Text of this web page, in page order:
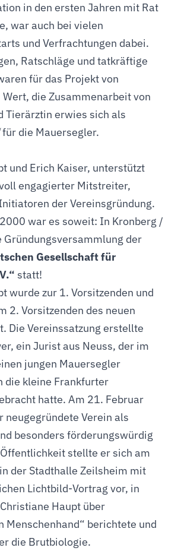
in den ersten Jahren mit Rat
war auch bei vielen
und Verfrachtungen dabei.
Ratschläge und tatkräftige
für das Projekt von
die Zusammenarbeit von
Tierärztin erwies sich als
für die Mauersegler.
und Erich Kaiser, unterstützt
engagierter Mitstreiter,
der Vereinsgründung.
war es soweit: In Kronberg /
Gründungsversammlung der
Gesellschaft für
statt!
wurde zur 1. Vorsitzenden und
2. Vorsitzenden des neuen
Die Vereinssatzung erstellte
ein Jurist aus Neuss, der im
jungen Mauersegler
die kleine Frankfurter
hatte. Am 21. Februar
neugegründete Verein als
besonders förderungswürdig
stellte er sich am
der Stadthalle Zeilsheim mit
Lichtbild-Vortrag vor, in
Haupt über
Menschenhand“ berichtete und
die Brutbiologie.